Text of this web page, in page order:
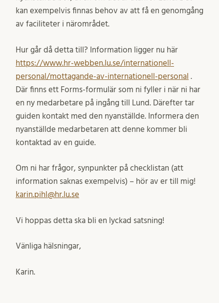
kan exempelvis finnas behov av att få en genomgång
av faciliteter i närområdet.
Hur går då detta till? Information ligger nu här
https://www.hr-webben.lu.se/internationell-
personal/mottagande-av-internationell-personal .
Där finns ett Forms-formulär som ni fyller i när ni har
en ny medarbetare på ingång till Lund. Därefter tar
guiden kontakt med den nyanställde. Informera den
nyanställde medarbetaren att denne kommer bli
kontaktad av en guide.
Om ni har frågor, synpunkter på checklistan (att
information saknas exempelvis) – hör av er till mig!
karin.pihl@hr.lu.se
Vi hoppas detta ska bli en lyckad satsning!
Vänliga hälsningar,
Karin.